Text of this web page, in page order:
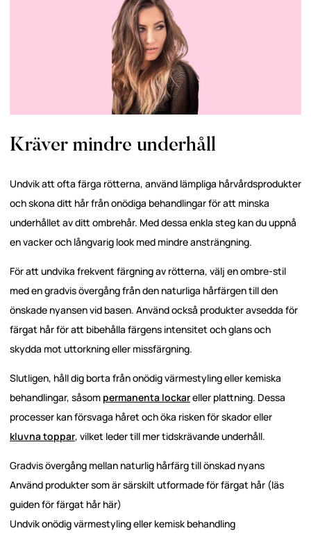
Kräver mindre underhåll
Undvik att ofta färga rötterna, använd lämpliga hårvårdsprodukter
och skona ditt hår från onödiga behandlingar för att minska
underhållet av ditt ombrehår. Med dessa enkla steg kan du uppnå
en vacker och långvarig look med mindre ansträngning.
För att undvika frekvent färgning av rötterna, välj en ombre-stil
med en gradvis övergång från den naturliga hårfärgen till den
önskade nyansen vid basen. Använd också produkter avsedda för
färgat hår för att bibehålla färgens intensitet och glans och
skydda mot uttorkning eller missfärgning.
Slutligen, håll dig borta från onödig värmestyling eller kemiska
behandlingar, såsom permanenta lockareller plattning. Dessa
processer kan försvaga håret och öka risken för skador eller
kluvna toppar, vilket leder till mer tidskrävande underhåll.
Gradvis övergång mellan naturlig hårfärg till önskad nyans
Använd produkter som är särskilt utformade för färgat hår (läs
guiden för färgat hår här)
Undvik onödig värmestyling eller kemisk behandling